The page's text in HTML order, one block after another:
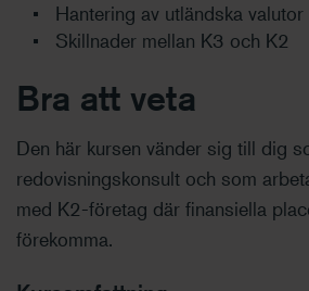
Hantering av utländska valutor
Skillnader mellan K3 och K2
Bra att veta
Den här kursen vänder sig till dig
redovisningskonsult och som
med K2-företag där finansiella
förekomma.